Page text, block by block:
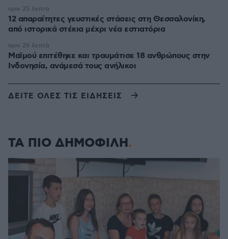
12 απαραίτητες γευστικές στάσεις στη Θεσσαλονίκη,
από ιστορικά στέκια μέχρι νέα εστιατόρια
πριν 25 λεπτά
Μαϊμού επιτέθηκε και τραυμάτισε 18 ανθρώπους στην
Ινδονησία, ανάμεσά τους ανήλικοι
πριν 26 λεπτά
ΔΕΙΤΕ ΟΛΕΣ ΤΙΣ ΕΙΔΗΣΕΙΣ
ΤΑ ΠΙΟ ΔΗΜΟΦΙΛΗ